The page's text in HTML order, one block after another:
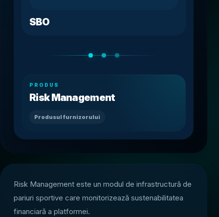
SBO
PRODUS
Risk Management
Produsul furnizorului
Risk Management este un modul de infrastructură de
pariuri sportive care monitorizează sustenabilitatea
financiară a platformei.